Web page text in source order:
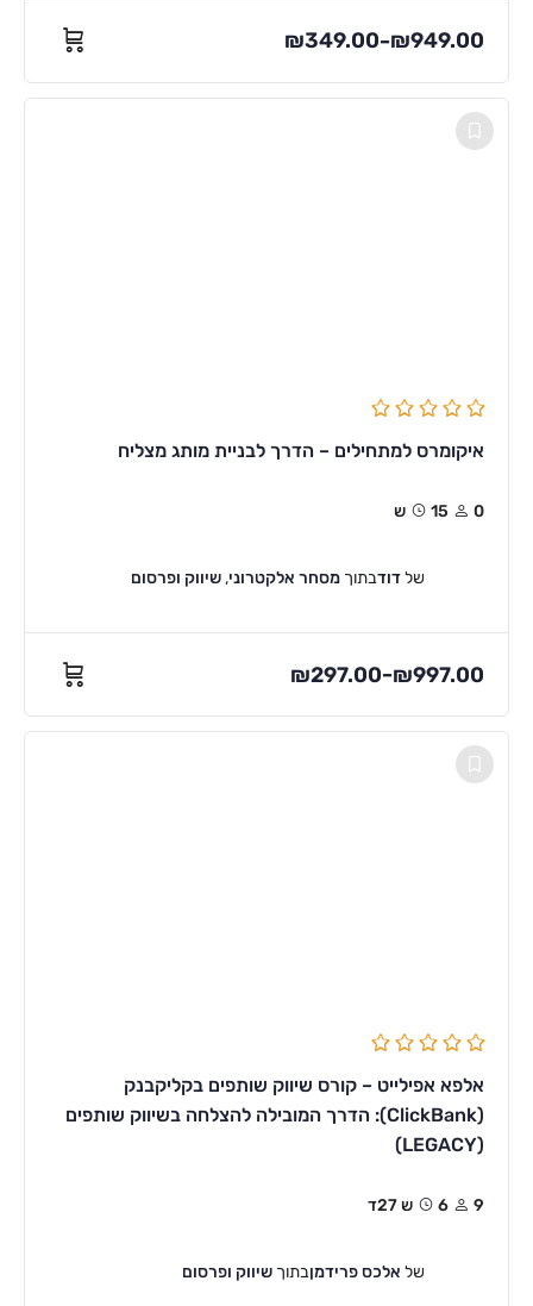
₪349.00–₪949.00
איקומרס למתחילים – הדרך לבניית מותג מצליח
0 15ש
שלדודבתוך מסחר אלקטרוני, שיווק ופרסום
₪297.00–₪997.00
אלפא אפילייט – קורס שיווק שותפים בקליקבנק
(ClickBank): הדרך המובילה להצלחה בשיווק שותפים
(LEGACY)
9 6ש 27ד
של אלכס פרידמןבתוך שיווק ופרסום